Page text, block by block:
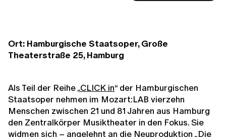
Ort: Hamburgische Staatsoper, Große
Theaterstraße 25, Hamburg
Als Teil der Reihe „CLICK in“ der Hamburgischen
Staatsoper nehmen im Mozart:LAB vierzehn
Menschen zwischen 21 und 81 Jahren aus Hamburg
den Zentralkörper Musiktheater in den Fokus. Sie
widmen sich – angelehnt an die Neuproduktion „Die